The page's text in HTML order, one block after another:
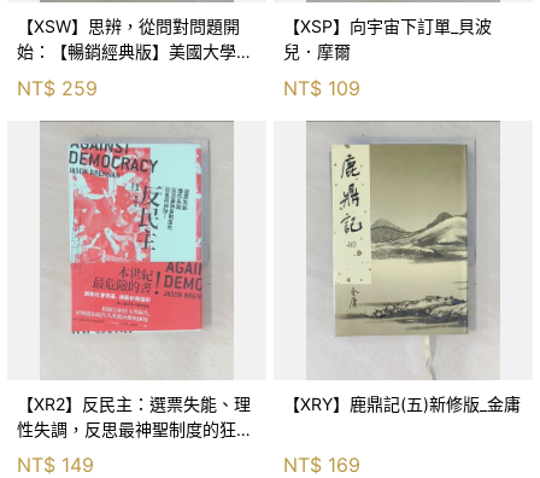
【XSW】思辨，從問對問題開
始：【暢銷經典版】美國大學邏
輯思考聖經_尼爾．布朗, 史都
華．基里, 羅耀宗, 蔡宏明, 黃賓
NT$ 259
【XSP】向宇宙下訂單_貝波
兒．摩爾
NT$ 109
【XR2】反民主：選票失能、理
性失調，反思最神聖制度的狂亂
NT$ 149
【XRY】鹿鼎記(五)新修版_金庸
NT$ 169